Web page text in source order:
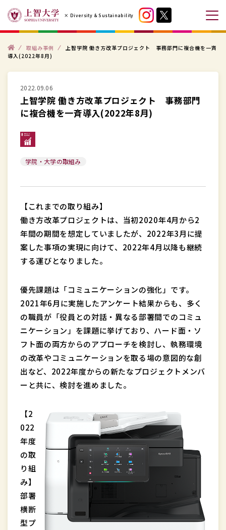
テ
× Diversity & Sustainability
メ
ニ
ュ
ト
ッ
プ
取組み事例
上智学院 働き方改革プロジェクト 事務部門に複合機を一斉
導入(2022年8月)
2022.09.06
上智学院 働き方改革プロジェクト 事務部門
に複合機を一斉導入(2022年8月)
学院・大学の取組み
【これまでの取り組み】
働き方改革プロジェクトは、当初2020年4月から2
年間の期間を想定していましたが、2022年3月に提
案した事項の実現に向けて、2022年4月以降も継続
する運びとなりました。
優先課題は「コミュニケーションの強化」です。
2021年6月に実施したアンケート結果からも、多く
の職員が「役員との対話・異なる部署間でのコミュ
ニケーション」を課題に挙げており、ハード面・ソ
フト面の両方からのアプローチを検討し、執務環境
の改革やコミュニケーションを取る場の意図的な創
出など、2022年度からの新たなプロジェクトメンバ
ーと共に、検討を進めました。
【2
022
年度
の取
り組
み】
部署
横断
型プ